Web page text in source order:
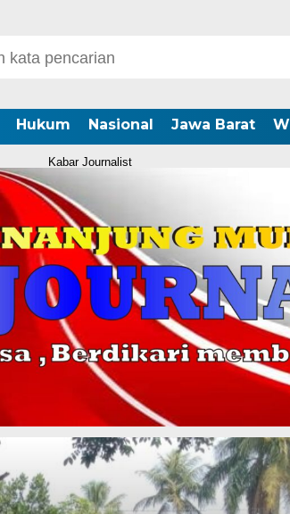
Hukum Nasional Jawa Barat
Kabar Journalist